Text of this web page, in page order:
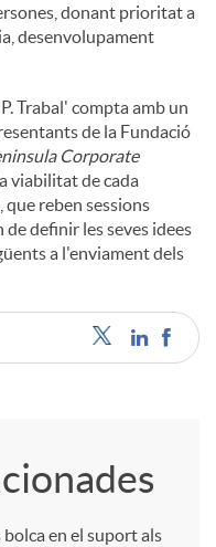
donant prioritat a
desenvolupament
Trabal' compta amb un
de la Fundació
Corporate
viabilitat de cada
reben sessions
definir les seves idees
a l'enviament dels
bolca en el suport als